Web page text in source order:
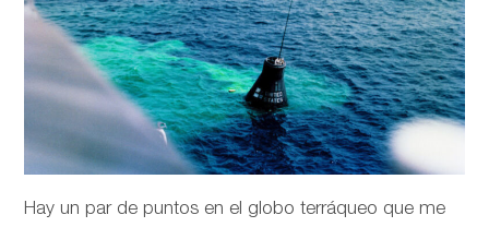
Hay un par de puntos en el globo terráqueo que me